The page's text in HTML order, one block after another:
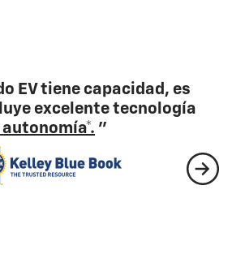
más sólido hasta la
pickup eléctrica de
completo".